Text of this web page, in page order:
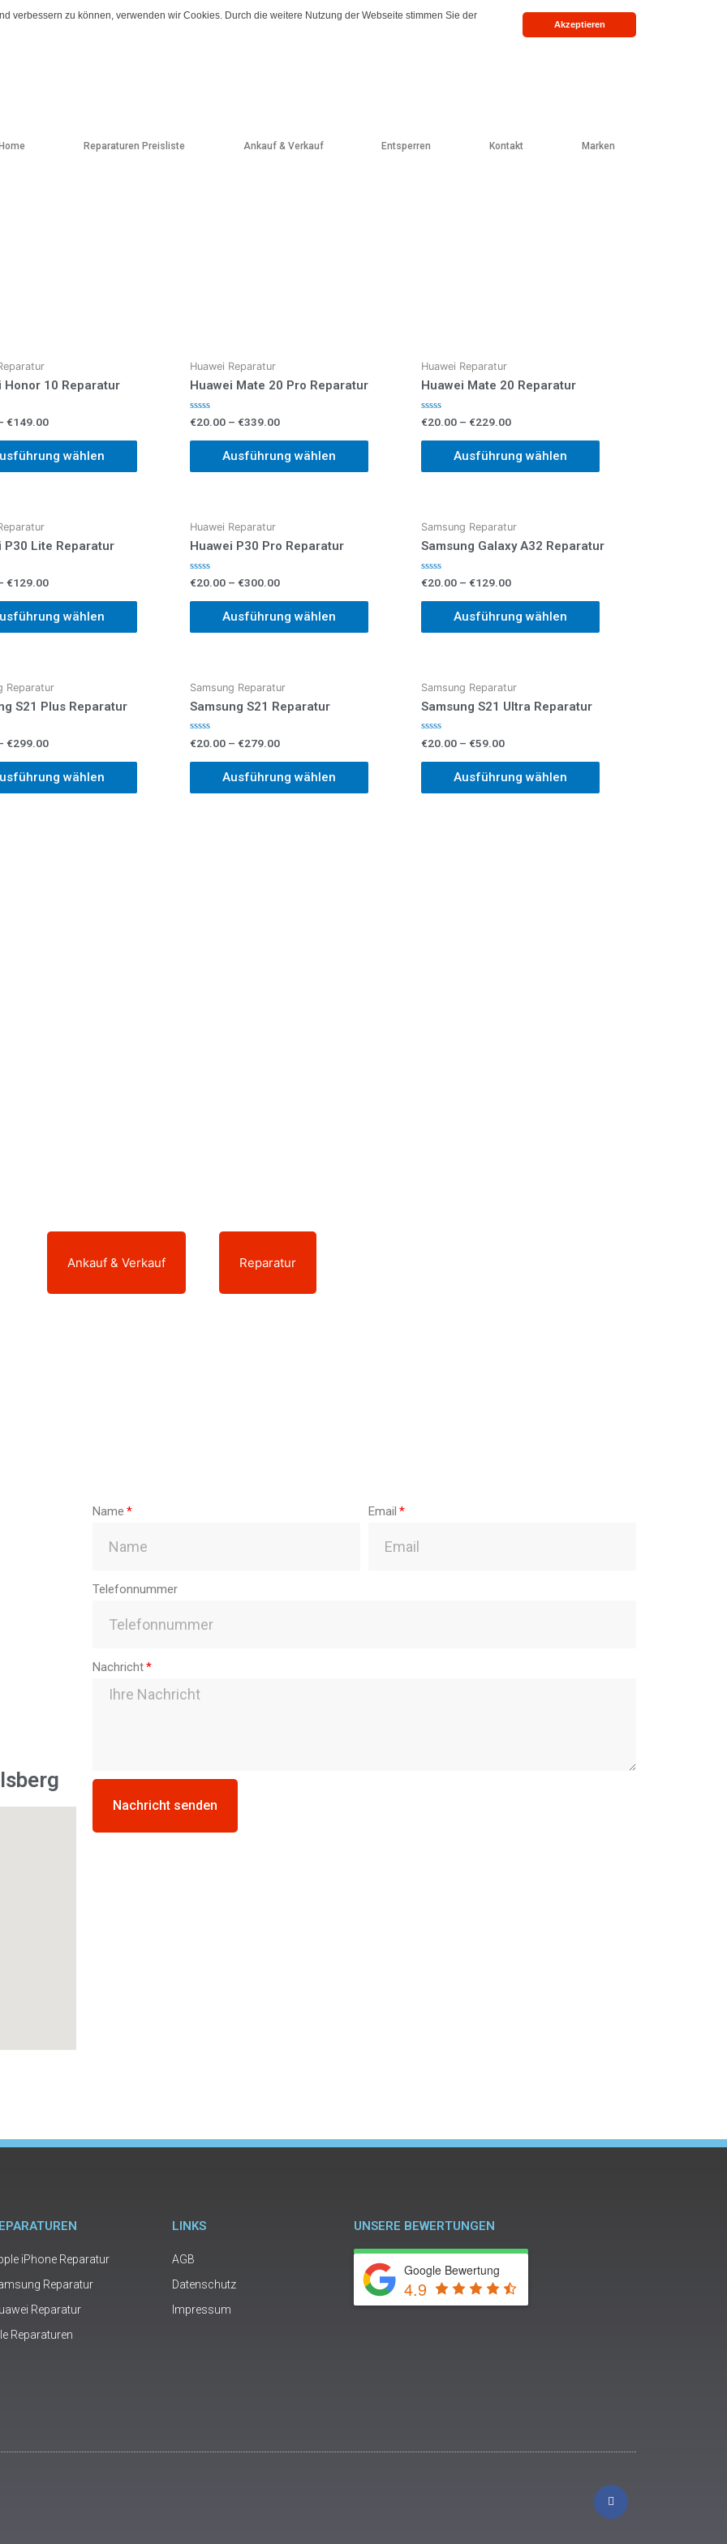
verbessern zu können, verwenden wir Cookies. Durch die weitere Nutzung der Webseite stimmen Sie der
Akzeptieren
Reparaturen Preisliste Ankauf & Verkauf Entsperren Kontakt Marken
Honor 10 Reparatur
€149.00
wählen
Huawei Reparatur
Huawei Mate 20 Pro Reparatur
Bewertet
0
€20.00 – €339.00
Ausführung wählen
Huawei Reparatur
Huawei Mate 20 Reparatur
Bewertet
0
€20.00 – €229.00
Ausführung wählen
P30 Lite Reparatur
€129.00
wählen
Huawei Reparatur
Huawei P30 Pro Reparatur
Bewertet
mit
0
€20.00 – €300.00
Ausführung wählen
Samsung Reparatur
Samsung Galaxy A32 Reparatur
Bewertet
mit
0
€20.00 – €129.00
Ausführung wählen
Reparatur
S21 Plus Reparatur
€299.00
wählen
Samsung Reparatur
Samsung S21 Reparatur
Bewertet
mit
0
€20.00 – €279.00
Ausführung wählen
Samsung Reparatur
Samsung S21 Ultra Reparatur
Bewertet
mit
0
€20.00 – €59.00
Ausführung wählen
Ankauf & Verkauf Reparatur
Name Email
Telefonnummer
Nachricht
Nachricht senden
iPhone Reparatur
Reparatur
Reparatur
Reparaturen
LINKS
AGB
Datenschutz
Impressum
UNSERE BEWERTUNGEN
Google Bewertung
4.9